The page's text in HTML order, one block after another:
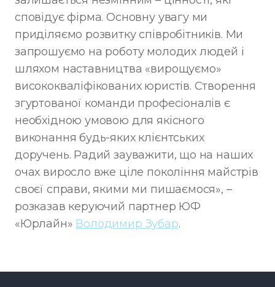
сповідує фірма. Основну увагу ми
приділяємо розвитку співробітників. Ми
запрошуємо на роботу молодих людей і
шляхом наставництва «вирощуємо»
висококваліфікованих юристів. Створення
згуртованої команди професіоналів є
необхідною умовою для якісного
виконання будь-яких клієнтських
доручень. Радий зауважити, що на наших
очах виросло вже ціле покоління майстрів
своєї справи, якими ми пишаємося», –
розказав керуючий партнер ЮФ
«Юрлайн» Володимир Зубар.